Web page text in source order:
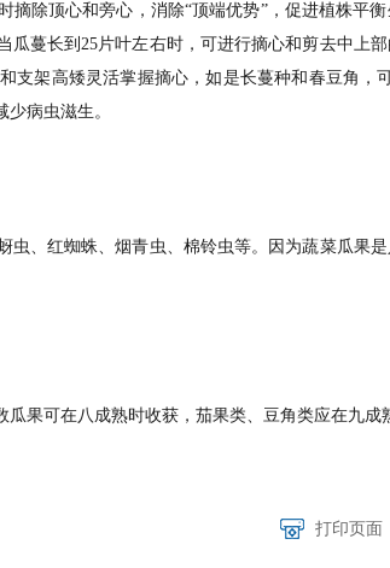
除顶心和旁心，消除“顶端优势”，促进植株平
蔓长到25片叶左右时，可进行摘心和剪去中上
架高矮灵活掌握摘心，如是长蔓种和春豆角，
病虫滋生。
、红蜘蛛、烟青虫、棉铃虫等。因为蔬菜瓜果
可在八成熟时收获，茄果类、豆角类应在九成
打印页面